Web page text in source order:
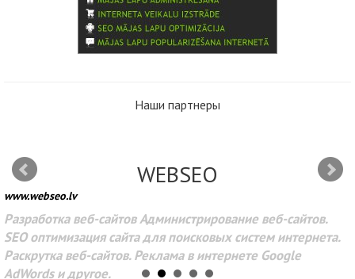
Наши партнеры
WEBSEO
www.webseo.lv
Разработка веб-сайтов Администрирование веб-сайтов.
SEO оптимизация сайта для поисковых систем интернета.
Раскрутка веб-сайтов. Реклама в интернете Google
AdWords и другое.